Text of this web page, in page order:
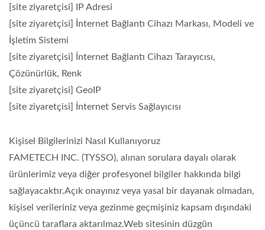
[site ziyaretçisi] IP Adresi
[site ziyaretçisi] İnternet Bağlantı Cihazı Markası, Modeli ve
İşletim Sistemi
[site ziyaretçisi] İnternet Bağlantı Cihazı Tarayıcısı,
Çözünürlük, Renk
[site ziyaretçisi] GeoIP
[site ziyaretçisi] İnternet Servis Sağlayıcısı
Kişisel Bilgilerinizi Nasıl Kullanıyoruz
FAMETECH INC. (TYSSO), alınan sorulara dayalı olarak
ürünlerimiz veya diğer profesyonel bilgiler hakkında bilgi
sağlayacaktır.Açık onayınız veya yasal bir dayanak olmadan,
kişisel verileriniz veya gezinme geçmişiniz kapsam dışındaki
üçüncü taraflara aktarılmaz.Web sitesinin düzgün